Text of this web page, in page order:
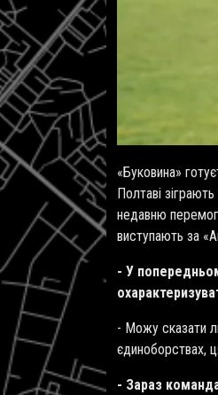
«Буковина»
Полтаві
недавню
виступають за
- У
- Можу сказати
єдиноборствах,
- Зараз